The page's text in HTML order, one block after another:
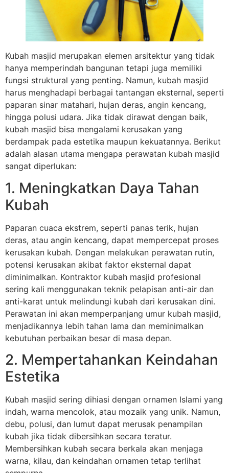
Kubah masjid merupakan elemen arsitektur yang tidak
hanya memperindah bangunan tetapi juga memiliki
fungsi struktural yang penting. Namun, kubah masjid
harus menghadapi berbagai tantangan eksternal, seperti
paparan sinar matahari, hujan deras, angin kencang,
hingga polusi udara. Jika tidak dirawat dengan baik,
kubah masjid bisa mengalami kerusakan yang
berdampak pada estetika maupun kekuatannya. Berikut
adalah alasan utama mengapa perawatan kubah masjid
sangat diperlukan:
1. Meningkatkan Daya Tahan
Kubah
Paparan cuaca ekstrem, seperti panas terik, hujan
deras, atau angin kencang, dapat mempercepat proses
kerusakan kubah. Dengan melakukan perawatan rutin,
potensi kerusakan akibat faktor eksternal dapat
diminimalkan. Kontraktor kubah masjid profesional
sering kali menggunakan teknik pelapisan anti-air dan
anti-karat untuk melindungi kubah dari kerusakan dini.
Perawatan ini akan memperpanjang umur kubah masjid,
menjadikannya lebih tahan lama dan meminimalkan
kebutuhan perbaikan besar di masa depan.
2. Mempertahankan Keindahan
Estetika
Kubah masjid sering dihiasi dengan ornamen Islami yang
indah, warna mencolok, atau mozaik yang unik. Namun,
debu, polusi, dan lumut dapat merusak penampilan
kubah jika tidak dibersihkan secara teratur.
Membersihkan kubah secara berkala akan menjaga
warna, kilau, dan keindahan ornamen tetap terlihat